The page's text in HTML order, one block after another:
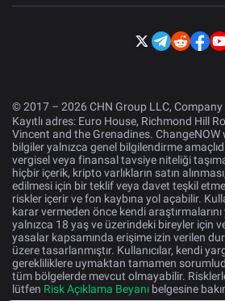
© 2017 – 2026 CHN Group LLC,
Kayıtlı adres: Euro House, Richmond Hill
Vincent and the Grenadines. ChangeNOW
bilgiler yalnızca genel bilgilendirme
vergisel veya finansal tavsiye niteliği
hiçbir içerik, kripto varlıkların satın
edilmesi için bir teklif veya davet teşkil
riskler içerir ve fon kaybına yol açabilir.
karar vermeden önce kendi
yalnızca 18 yaş ve üzerindeki bireyler için
yasalar kapsamında erişime izin verilen
üzere tasarlanmıştır. Kullanıcılar, kendi
gerekliliklere uymaktan tamamen
tüm bölgelerde mevcut olmayabilir.
lütfen Risk Açıklama Beyanı belgesine